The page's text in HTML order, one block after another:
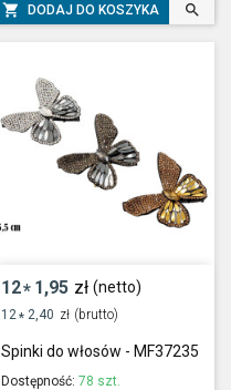
 DODAJ DO KOSZYKA 
12* 1,95 zł (netto)
12 * 2,40 zł (brutto)
Spinki do włosów - MF37235
Dostępność: 78 szt.